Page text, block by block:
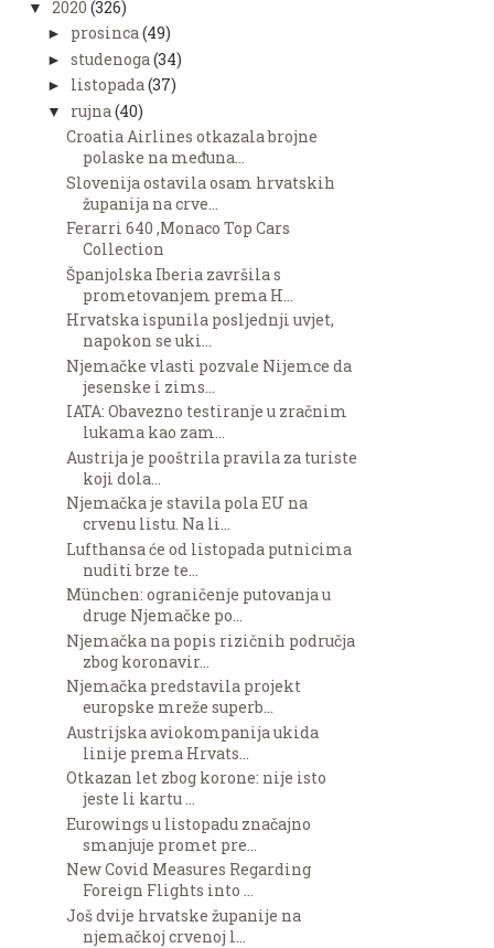
▼ 2020 (326)
► prosinca(49)
► studenoga (34)
► listopada(37)
▼ rujna (40)
Croatia Airlines otkazala brojne
polaske na međuna...
Slovenija ostavila osam hrvatskih
županija na crve...
Ferarri 640 ,Monaco Top Cars
Collection
Španjolska Iberia završila s
prometovanjem prema H...
Hrvatska ispunila posljednji uvjet,
napokon se uki...
Njemačke vlasti pozvale Nijemce da
jesenske i zims...
IATA: Obavezno testiranje u zračnim
lukama kao zam...
Austrija je pooštrila pravila za turiste
koji dola...
Njemačka je stavila pola EU na
crvenu listu. Na li...
Lufthansa će od listopada putnicima
nuditi brze te...
München: ograničenje putovanja u
druge Njemačke po...
Njemačka na popis rizičnih područja
zbog koronavir...
Njemačka predstavila projekt
europske mreže superb...
Austrijska aviokompanija ukida
linije prema Hrvats...
Otkazan let zbog korone: nije isto
jeste li kartu ...
Eurowings u listopadu značajno
smanjuje promet pre...
New Covid Measures Regarding
Foreign Flights into ...
Još dvije hrvatske županije na
njemačkoj crvenoj l...